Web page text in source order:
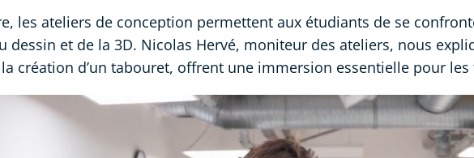
les ateliers de conception permettent aux étudiants de se
dessin et de la 3D. Nicolas Hervé, moniteur des ateliers, nous
création d’un tabouret, offrent une immersion essentielle pour